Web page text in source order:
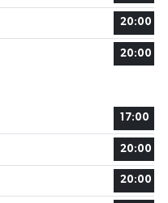
20:00
20:00
17:00
20:00
20:00